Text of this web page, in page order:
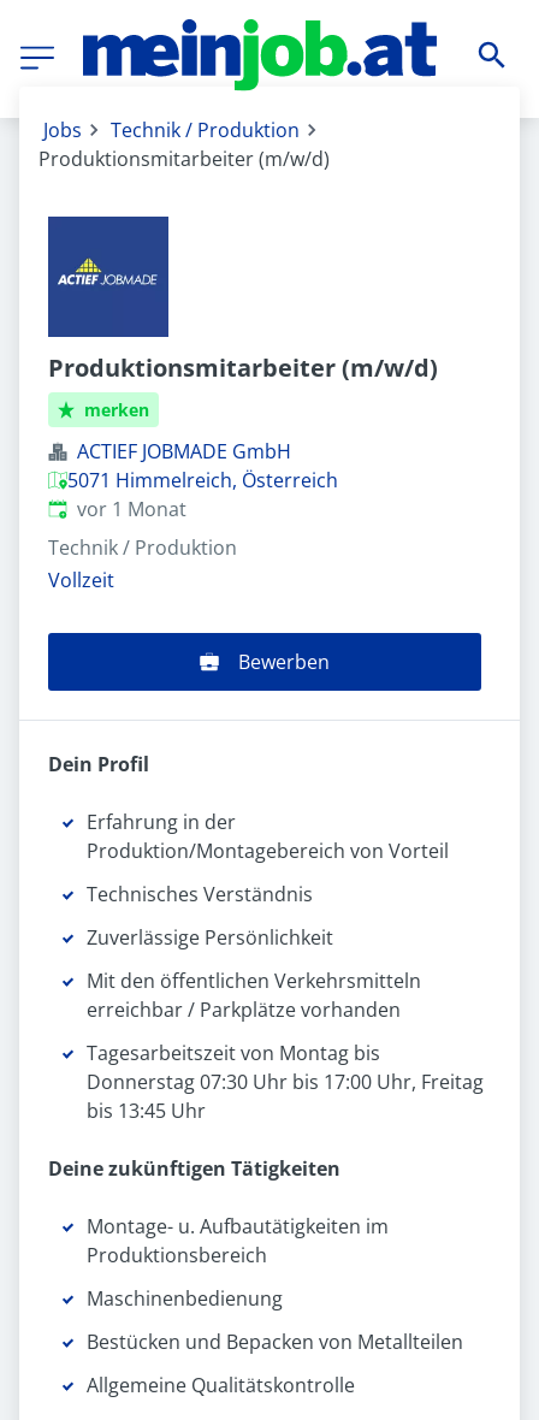
Jobs
Technik / Produktion
Produktionsmitarbeiter (m/w/d)
Produktionsmitarbeiter (m/w/d)
merken
ACTIEF JOBMADE GmbH
5071 Himmelreich, Österreich
Veröffentlicht:
vor 1 Monat
Technik / Produktion
Vollzeit
Bewerben
Dein Profil
Erfahrung in der
Produktion/Montagebereich von Vorteil
Technisches Verständnis
Zuverlässige Persönlichkeit
Mit den öffentlichen Verkehrsmitteln
erreichbar / Parkplätze vorhanden
Tagesarbeitszeit von Montag bis
Donnerstag 07:30 Uhr bis 17:00 Uhr, Freitag
bis 13:45 Uhr
Deine zukünftigen Tätigkeiten
Montage- u. Aufbautätigkeiten im
Produktionsbereich
Maschinenbedienung
Bestücken und Bepacken von Metallteilen
Allgemeine Qualitätskontrolle